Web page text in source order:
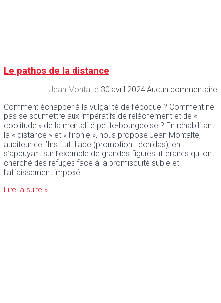
Le pathos de la distance
Jean Montalte 30 avril 2024 Aucun commentaire
Comment échapper à la vulgarité de l’époque ? Comment ne
pas se soumettre aux impératifs de relâchement et de «
coolitude » de la mentalité petite-bourgeoise ? En réhabilitant
la « distance » et « l’ironie », nous propose Jean Montalte,
auditeur de l’Institut Iliade (promotion Léonidas), en
s’appuyant sur l’exemple de grandes figures littéraires qui ont
cherché des refuges face à la promiscuité subie et
l’affaissement imposé.
Lire la suite »